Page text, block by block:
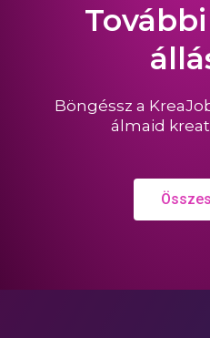
Böngéssz a
álmaid